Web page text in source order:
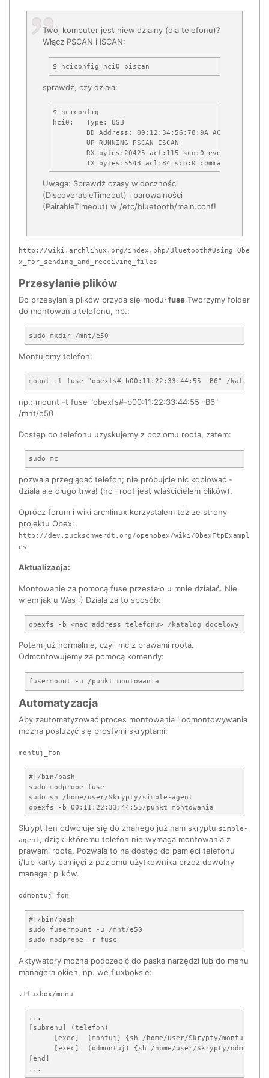
        print "Creating device failed: %s" % (error)
        mainloop.quit()
    if __name__ == '__main__':
        bus = dbus.SystemBus()
manager =
                                "org.bluez.Manager")
        if len(sys.argv) > 1:
            path = manager.FindAdapter(sys.argv[1])
        else:
            path = manager.DefaultAdapter()
adapter =
                                "org.bluez.Adapter")
        path = "/test/agent"
        agent = Agent(bus, path)
        if len(sys.argv) > 2:
            if len(sys.argv) > 3:
                device = adapter.FindDevice(sys.argv[2])
                adapter.RemoveDevice(device)
            agent.set_exit_on_release(False)
adapter.CreatePairedDevice(sys.argv[2],
        else:
            adapter.RegisterAgent(path, "DisplayYesNo")
        mainloop.run()
        #adapter.UnregisterAgent(path)
Twój komputer jest niewidzialny (dla telefonu)?
Włącz PSCAN i ISCAN:
sprawdź, czy działa:
$ hciconfig
hci0:   Type: USB
BD Address: 00:12:34:56:78:9A ACL MTU:
        UP RUNNING PSCAN ISCAN
RX bytes:20425 acl:115 sco:0 events:526
Uwaga: Sprawdź czasy widoczności
(DiscoverableTimeout) i parowalności
(PairableTimeout) w /etc/bluetooth/main.conf!
http://wiki.archlinux.org/index.php/Bluetooth#Using_Obe
x_for_sending_and_receiving_files
Przesyłanie plików
Do przesyłania plików przyda się moduł fuse Tworzymy folder
do montowania telefonu, np.:
Montujemy telefon:
np.: mount -t fuse "obexfs#-b00:11:22:33:44:55 -B6"
/mnt/e50
Dostęp do telefonu uzyskujemy z poziomu roota, zatem:
pozwala przeglądać telefon; nie próbujcie nic kopiować -
działa ale długo trwa! (no i root jest właścicielem plików).
Oprócz forum i wiki archlinux korzystałem też ze strony
projektu Obex:
http://dev.zuckschwerdt.org/openobex/wiki/ObexFtpExampl
es
Aktualizacja:
Montowanie za pomocą fuse przestało u mnie działać. Nie
wiem jak u Was :) Działa za to sposób:
Potem już normalnie, czyli mc z prawami roota.
Odmontowujemy za pomocą komendy:
Automatyzacja
Aby zautomatyzować proces montowania i odmontowywania
można posłużyć się prostymi skryptami:
montuj_fon
#!/bin/bash
sudo modprobe fuse
sudo sh /home/user/Skrypty/simple-agent
Skrypt ten odwołuje się do znanego już nam skryptu simple-
agent, dzięki któremu telefon nie wymaga montowania z
prawami roota. Pozwala to na dostęp do pamięci telefonu
i/lub karty pamięci z poziomu użytkownika przez dowolny
manager plików.
odmontuj_fon
#!/bin/bash
sudo fusermount -u /mnt/e50
Aktywatory można podczepić do paska narzędzi lub do menu
managera okien, np. we fluxboksie:
.fluxbox/menu
...
[submenu] (telefon)
      [exec]  (montuj) {sh /home/user/Skrypty/montuj_fon}
[exec]  (odmontuj) {sh /home/user/Skrypty/
[end]